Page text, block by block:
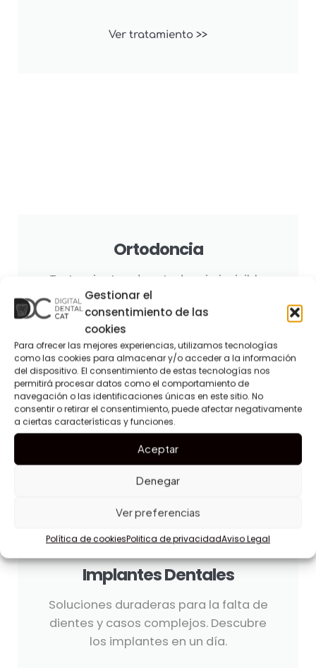
Gestionar el
consentimiento de las
cookies
Para ofrecer las mejores experiencias, utilizamos tecnologías
como las cookies para almacenar y/o acceder a la información
del dispositivo. El consentimiento de estas tecnologías nos
permitirá procesar datos como el comportamiento de
navegación o las identificaciones únicas en este sitio. No
consentir o retirar el consentimiento, puede afectar negativamente
a ciertas características y funciones.
Aceptar
Denegar
Ver preferencias
Política de cookiesPolitica de privacidadAviso Legal
Ver tratamiento >>
Ortodoncia
Tratamientos de ortodoncia invisible,
estética y brackets tradicionales, para
adultos y niños
Ver tratamiento >>
Implantes Dentales
Soluciones duraderas para la falta de
dientes y casos complejos. Descubre
los implantes en un día.